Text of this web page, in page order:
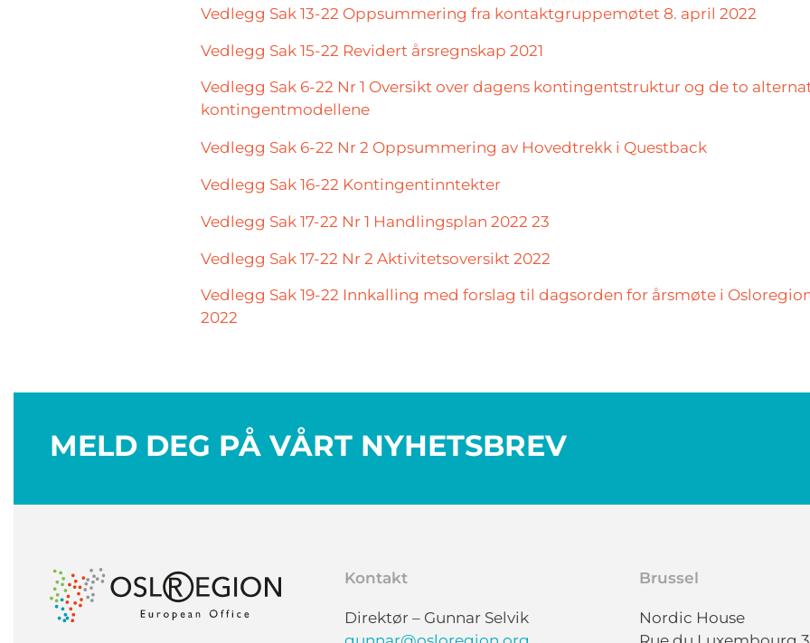
Vedlegg Sak 13-22 Oppsummering fra kontaktgruppemøtet 8. april 2022
Vedlegg Sak 15-22 Revidert årsregnskap 2021
Vedlegg Sak 6-22 Nr 1 Oversikt over dagens kontingentstruktur og de to
kontingentmodellene
Vedlegg Sak 6-22 Nr 2 Oppsummering av Hovedtrekk i Questback
Vedlegg Sak 16-22 Kontingentinntekter
Vedlegg Sak 17-22 Nr 1 Handlingsplan 2022 23
Vedlegg Sak 17-22 Nr 2 Aktivitetsoversikt 2022
Vedlegg Sak 19-22 Innkalling med forslag til dagsorden for årsmøte i
2022
MELD DEG PÅ VÅRT NYHETSBREV
Kontakt
Direktør – Gunnar Selvik
Brussel
Nordic House